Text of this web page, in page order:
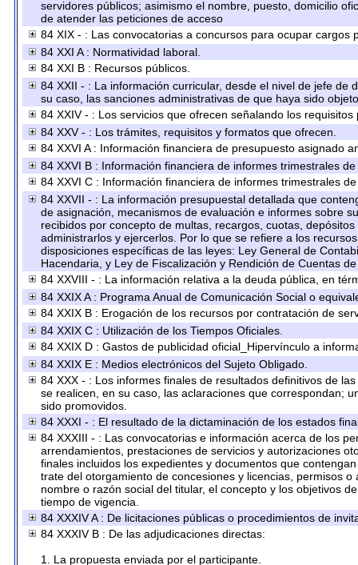
servidores públicos; asimismo el nombre, puesto, domicilio
de atender las peticiones de acceso
84 XIX - : Las convocatorias a concursos para ocupar cargos
84 XXI A : Normatividad laboral.
84 XXI B : Recursos públicos.
84 XXII - : La información curricular, desde el nivel de jefe
su caso, las sanciones administrativas de que haya sido
84 XXIV - : Los servicios que ofrecen señalando los
84 XXV - : Los trámites, requisitos y formatos que ofrecen.
84 XXVI A : Información financiera de presupuesto asignado
84 XXVI B : Información financiera de informes trimestrales
84 XXVI C : Información financiera de informes trimestrales
84 XXVII - : La información presupuestal detallada que
de asignación, mecanismos de evaluación e informes sobre
recibidos por concepto de multas, recargos, cuotas,
administrarlos y ejercerlos. Por lo que se refiere a los
disposiciones específicas de las leyes: Ley General de
Hacendaria, y Ley de Fiscalización y Rendición de Cuentas
84 XXVIII - : La información relativa a la deuda pública, en
84 XXIX A : Programa Anual de Comunicación Social o
84 XXIX B : Erogación de los recursos por contratación de
84 XXIX C : Utilización de los Tiempos Oficiales.
84 XXIX D : Gastos de publicidad oficial_Hipervínculo a
84 XXIX E : Medios electrónicos del Sujeto Obligado.
84 XXX - : Los informes finales de resultados definitivos de
se realicen, en su caso, las aclaraciones que correspondan;
sido promovidos.
84 XXXI - : El resultado de la dictaminación de los estados
84 XXXIII - : Las convocatorias e información acerca de los
arrendamientos, prestaciones de servicios y autorizaciones
finales incluidos los expedientes y documentos que
trate del otorgamiento de concesiones y licencias, permisos
nombre o razón social del titular, el concepto y los objetivos
tiempo de vigencia.
84 XXXIV A : De licitaciones públicas o procedimientos de
84 XXXIV B : De las adjudicaciones directas:
1. La propuesta enviada por el participante.